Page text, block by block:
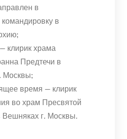
в
в
клирик храма
Предтечи в
Москвы;
время — клирик
во храм Пресвятой
г. Москвы.